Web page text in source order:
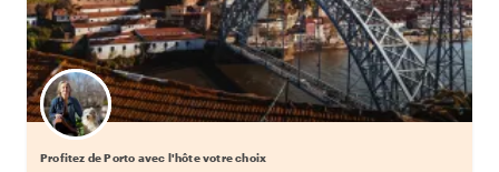
Choisissez votre local favori
Profitez de Porto avec l'hôte votre choix